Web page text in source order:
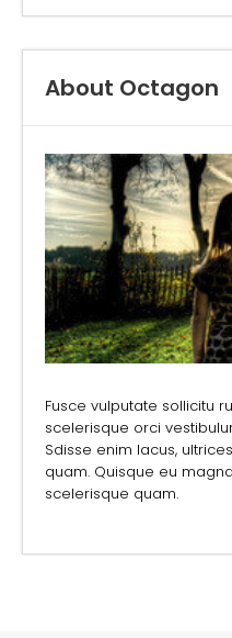
About Octagon
Fusce vulputate sollicitu
scelerisque orci
Sdisse enim lacus,
quam. Quisque eu
scelerisque quam.